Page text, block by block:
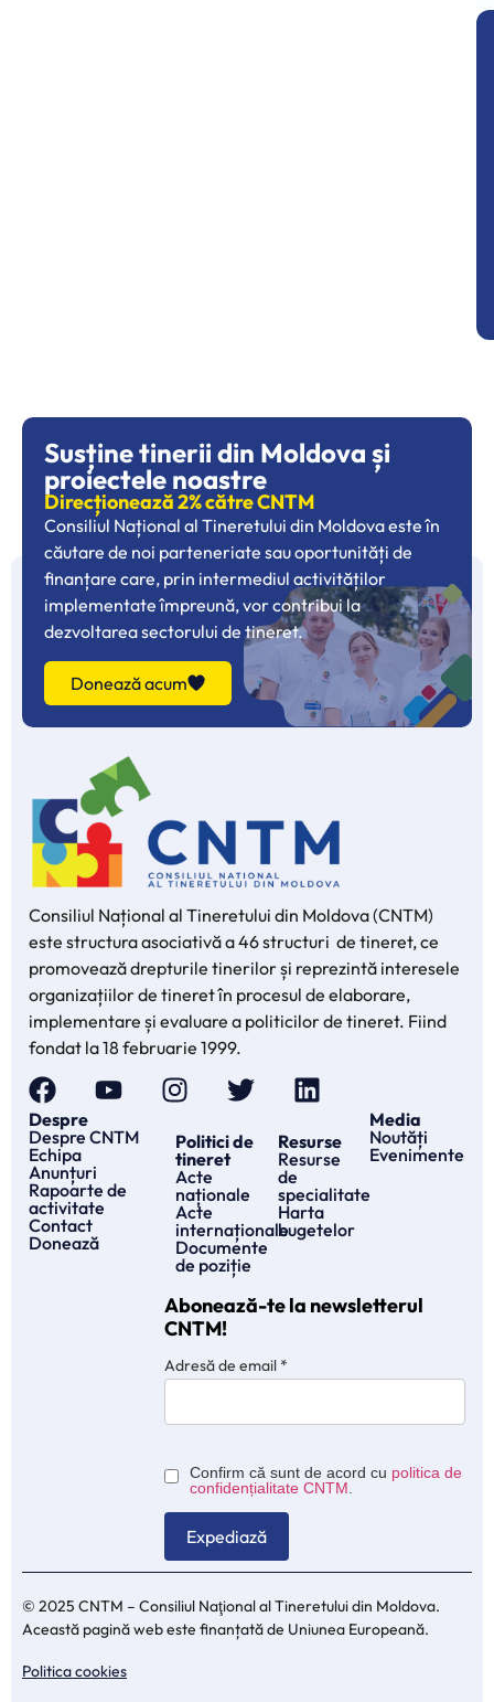
Susține tinerii din Moldova și
proiectele noastre
Direcționează 2% către CNTM
Consiliul Național al Tineretului din Moldova este în
căutare de noi parteneriate sau oportunități de
finanțare care, prin intermediul activităților
implementate împreună, vor contribui la
dezvoltarea sectorului de tineret.
Donează acum
Consiliul Național al Tineretului din Moldova (CNTM)
este structura asociativă a 46 structuri de tineret, ce
promovează drepturile tinerilor și reprezintă interesele
organizațiilor de tineret în procesul de elaborare,
implementare și evaluare a politicilor de tineret. Fiind
fondat la 18 februarie 1999.
Despre
Despre CNTM
Echipa
Anunțuri
Rapoarte de
activitate
Contact
Donează
Politici de
tineret
Acte
naționale
Acte
internaționale
Documente
de poziție
Resurse
Resurse
de
specialitate
Harta
bugetelor
Media
Noutăți
Evenimente
Abonează-te la newsletterul
CNTM!
Adresă de email*
Confirm că sunt de acord cu politica de
confidențialitate CNTM
© 2025 CNTM – Consiliul Naţional al Tineretului din Moldova.
Această pagină web este finanțată de Uniunea Europeană.
Politica cookies